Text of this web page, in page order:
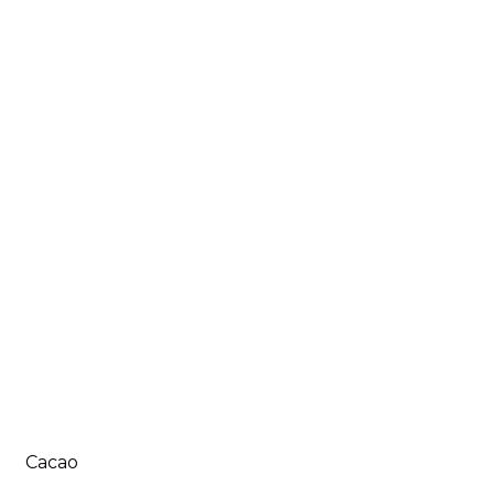
Cacao